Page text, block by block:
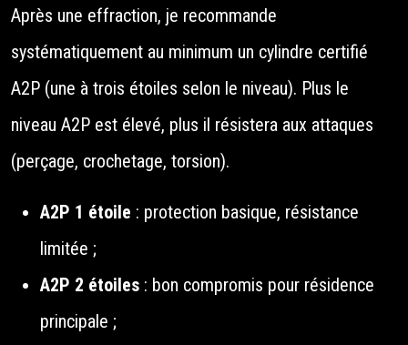
Après une effraction, je recommande
systématiquement au minimum un cylindre certifié
A2P (une à trois étoiles selon le niveau). Plus le
niveau A2P est élevé, plus il résistera aux attaques
(perçage, crochetage, torsion).
A2P 1 étoile : protection basique, résistance
limitée ;
A2P 2 étoiles : bon compromis pour résidence
principale ;